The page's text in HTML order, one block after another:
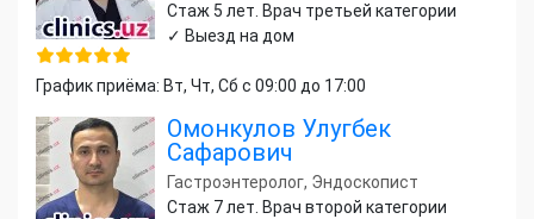
Стаж 5 лет. Врач третьей категории
✓ Выезд на дом
График приёма: Вт, Чт, Сб с 09:00 до 17:00
Омонкулов Улугбек
Сафарович
Гастроэнтеролог, Эндоскопист
Стаж 7 лет. Врач второй категории